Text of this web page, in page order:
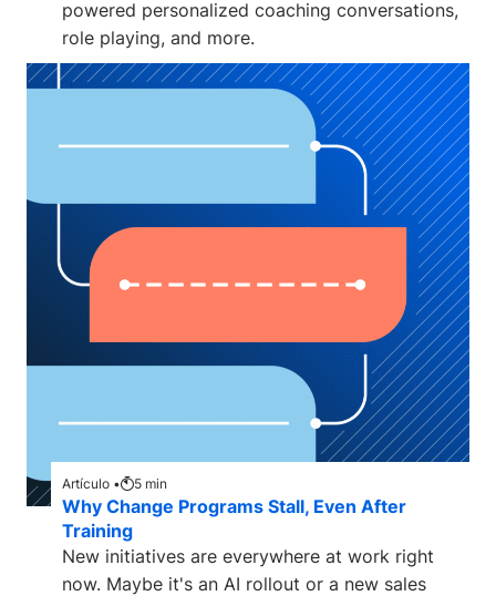
powered personalized coaching conversations,
role playing, and more.
Artículo • 5 min
Why Change Programs Stall, Even After
Training
New initiatives are everywhere at work right
now. Maybe it's an AI rollout or a new sales